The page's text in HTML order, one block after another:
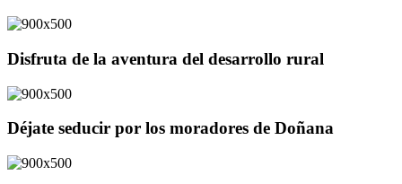
Disfruta de la aventura del desarrollo rural
Déjate seducir por los moradores de Doñana